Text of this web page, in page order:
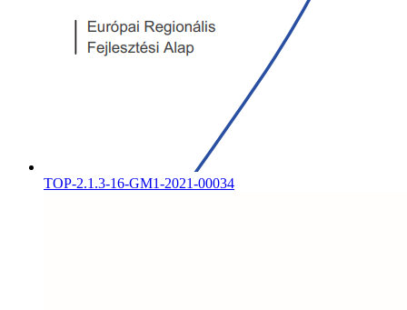
TOP-2.1.3-16-GM1-2021-00034